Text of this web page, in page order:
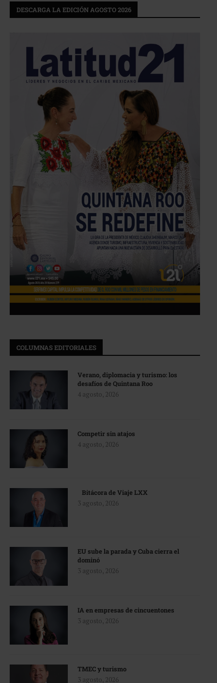
DESCARGA LA EDICIÓN AGOSTO 2026
COLUMNAS EDITORIALES
Verano, diplomacia y turismo: los
desafíos de Quintana Roo
4 agosto, 2026
Competir sin atajos
4 agosto, 2026
Bitácora de Viaje LXX
3 agosto, 2026
EU sube la parada y Cuba cierra el
dominó
3 agosto, 2026
IA en empresas de cincuentones
3 agosto, 2026
TMEC y turismo
3 agosto, 2026